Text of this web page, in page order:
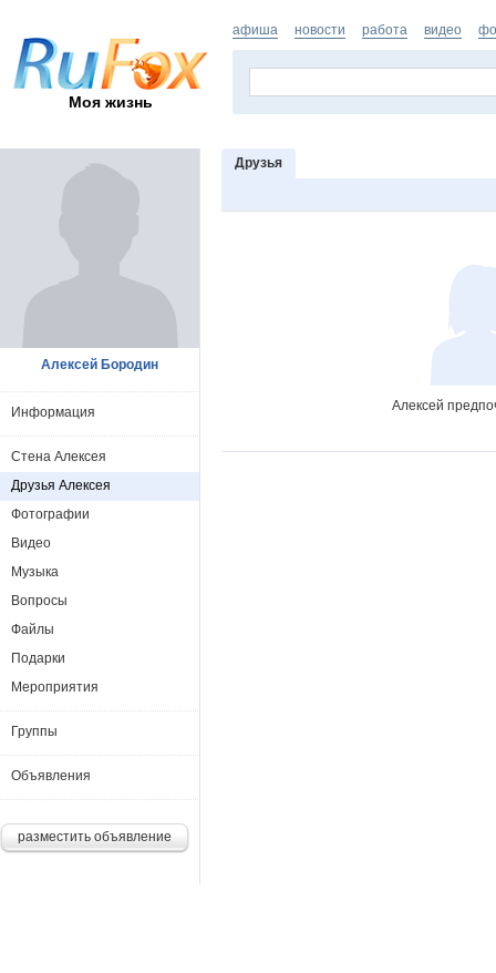
Моя жизнь
афиша новости работа видео
Друзья
Алексей
Алексей Бородин
Информация
Стена Алексея
Друзья Алексея
Фотографии
Видео
Музыка
Вопросы
Файлы
Подарки
Мероприятия
Группы
Объявления
разместить объявление